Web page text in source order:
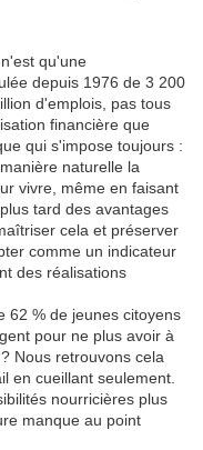
qu'une
depuis 1976 de 3 200
d'emplois, pas tous
financière que
qui s'impose toujours :
naturelle la
vivre, même en faisant
tard des avantages
cela et préserver
comme un indicateur
des réalisations
62 % de jeunes citoyens
pour ne plus avoir à
Nous retrouvons cela
en cueillant seulement.
nourricières plus
manque au point